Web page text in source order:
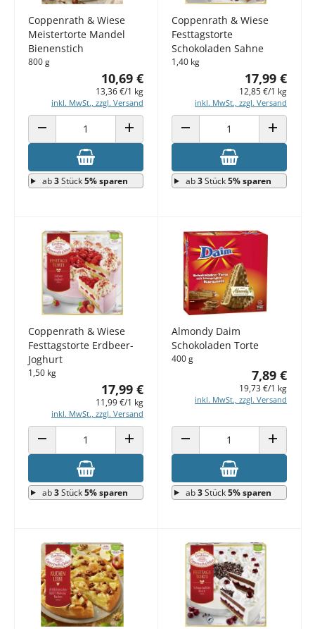
Coppenrath & Wiese
Meistertorte Mandel
Bienenstich
800 g
10,69 €
13,36 €/1 kg
inkl. MwSt., zzgl. Versand
ANZAHL VERRINGERN ANZAHL ERHÖHEN
ab3Stück5% sparen
Coppenrath & Wiese
Festtagstorte
Schokoladen Sahne
1,40 kg
17,99 €
12,85 €/1 kg
inkl. MwSt., zzgl. Versand
ANZAHL VERRINGERN ANZAHL
ab3Stück5% sparen
Coppenrath & Wiese
Festtagstorte Erdbeer-
Joghurt
1,50 kg
17,99 €
11,99 €/1 kg
inkl. MwSt., zzgl. Versand
ANZAHL VERRINGERN ANZAHL ERHÖHEN
ab3Stück5% sparen
Almondy Daim
Schokoladen Torte
400 g
7,89 €
19,73 €/1 kg
inkl. MwSt., zzgl. Versand
ANZAHL VERRINGERN ANZAHL
ab3Stück5% sparen